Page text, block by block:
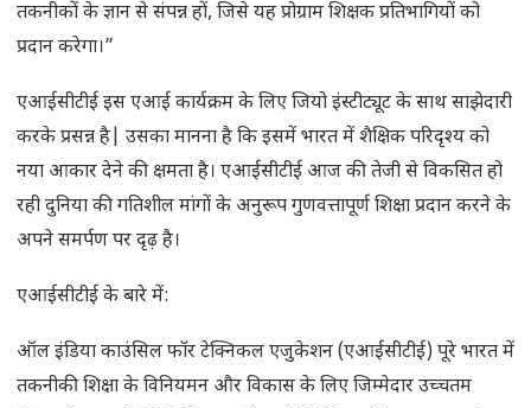
तकनीकों के ज्ञान से संपन्न हों, जिसे यह प्रोग्राम शिक्षक प्रतिभागियों को
प्रदान करेगा।”
एआईसीटीई इस एआई कार्यक्रम के लिए जियो इंस्टीट्यूट के साथ साझेदारी
करके प्रसन्न है| उसका मानना है कि इसमें भारत में शैक्षिक परिदृश्य को
नया आकार देने की क्षमता है। एआईसीटीई आज की तेजी से विकसित हो
रही दुनिया की गतिशील मांगों के अनुरूप गुणवत्तापूर्ण शिक्षा प्रदान करने के
अपने समर्पण पर दृढ़ है।
एआईसीटीई के बारे में:
ऑल इंडिया काउंसिल फॉर टेक्निकल एजुकेशन (एआईसीटीई) पूरे भारत में
तकनीकी शिक्षा के विनियमन और विकास के लिए जिम्मेदार उच्चतम